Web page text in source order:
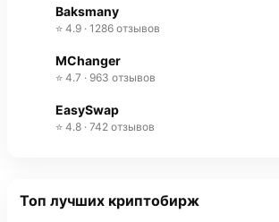
Baksmany
⭐ 4.9 · 1286 отзывов
MChanger
⭐ 4.7 · 963 отзывов
EasySwap
⭐ 4.8 · 742 отзывов
Топ лучших криптобирж